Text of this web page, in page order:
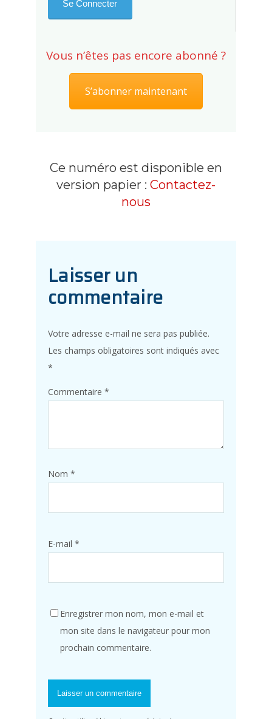
Vous n’êtes pas encore abonné ?
S’abonner maintenant
Ce numéro est disponible en
version papier : Contactez-
nous
Laisser un
commentaire
Votre adresse e-mail ne sera pas publiée.
Les champs obligatoires sont indiqués avec
*
Commentaire *
Nom *
E-mail *
Enregistrer mon nom, mon e-mail et
mon site dans le navigateur pour mon
prochain commentaire.